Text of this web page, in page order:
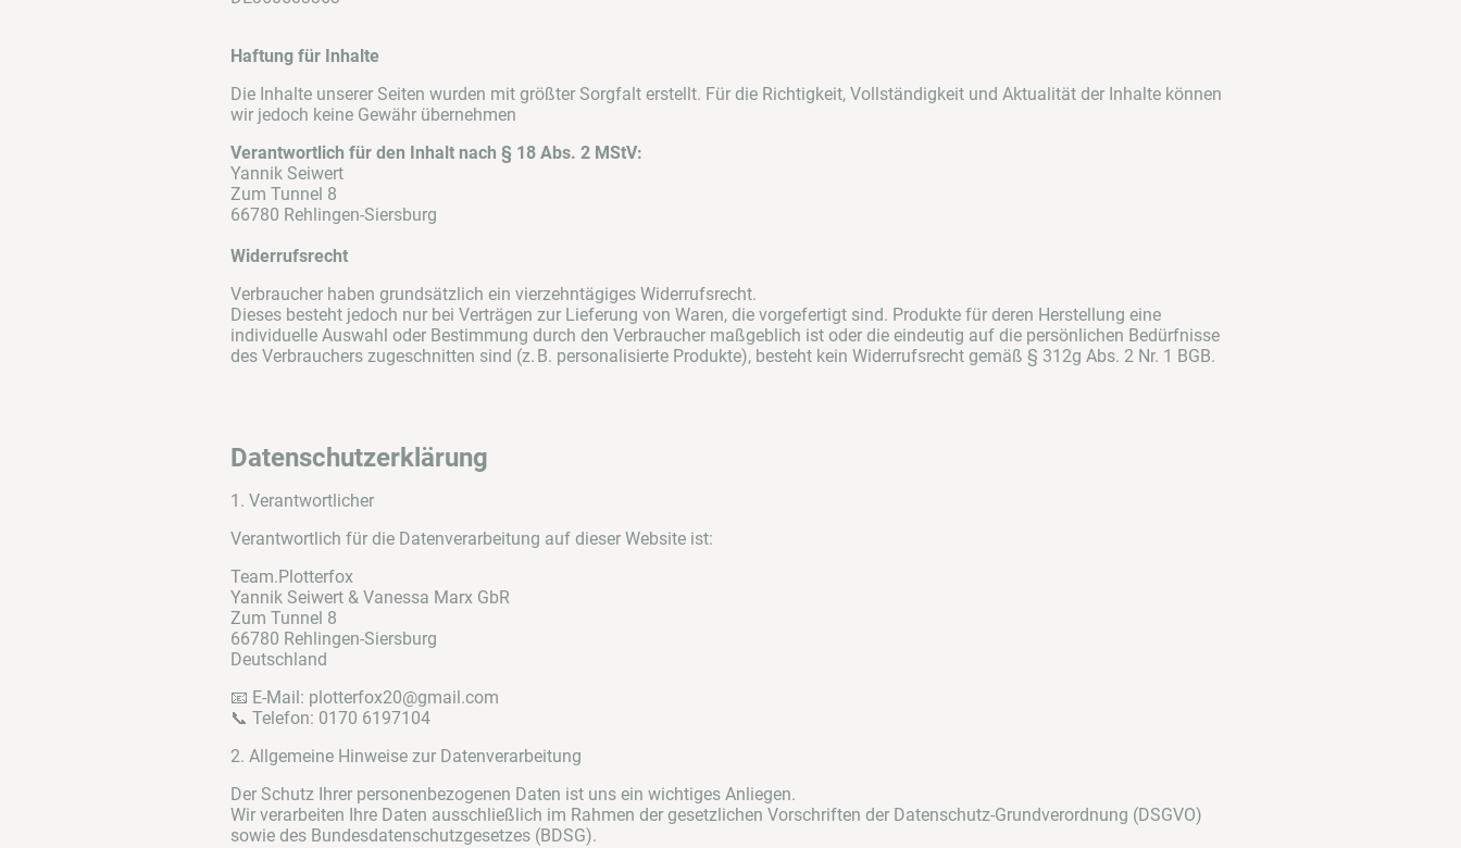
Haftung für Inhalte
Die Inhalte unserer Seiten wurden mit größter Sorgfalt erstellt. Für die Richtigkeit, Vollständigkeit und Aktualität der Inhalte können
wir jedoch keine Gewähr übernehmen
Verantwortlich für den Inhalt nach § 18 Abs. 2 MStV:
Yannik Seiwert
Zum Tunnel 8
66780 Rehlingen-Siersburg
Widerrufsrecht
Verbraucher haben grundsätzlich ein vierzehntägiges Widerrufsrecht.
Dieses besteht jedoch nur bei Verträgen zur Lieferung von Waren, die vorgefertigt sind. Produkte für deren Herstellung eine
individuelle Auswahl oder Bestimmung durch den Verbraucher maßgeblich ist oder die eindeutig auf die persönlichen Bedürfnisse
des Verbrauchers zugeschnitten sind (z. B. personalisierte Produkte), besteht kein Widerrufsrecht gemäß § 312g Abs. 2 Nr. 1 BGB.
Datenschutzerklärung
1. Verantwortlicher
Verantwortlich für die Datenverarbeitung auf dieser Website ist:
Team.Plotterfox
Yannik Seiwert & Vanessa Marx GbR
Zum Tunnel 8
66780 Rehlingen-Siersburg
Deutschland
📧 E-Mail: plotterfox20@gmail.com
📞 Telefon: 0170 6197104
2. Allgemeine Hinweise zur Datenverarbeitung
Der Schutz Ihrer personenbezogenen Daten ist uns ein wichtiges Anliegen.
Wir verarbeiten Ihre Daten ausschließlich im Rahmen der gesetzlichen Vorschriften der Datenschutz-Grundverordnung (DSGVO)
sowie des Bundesdatenschutzgesetzes (BDSG).